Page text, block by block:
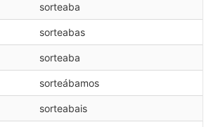
sorteaba
sorteabas
sorteaba
sorteábamos
sorteabais